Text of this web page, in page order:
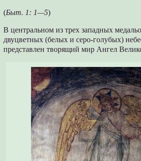
(Быт. 1: 1—5)
В центральном из трех западных
двуцветных (белых и серо-голубых)
представлен творящий мир Ангел